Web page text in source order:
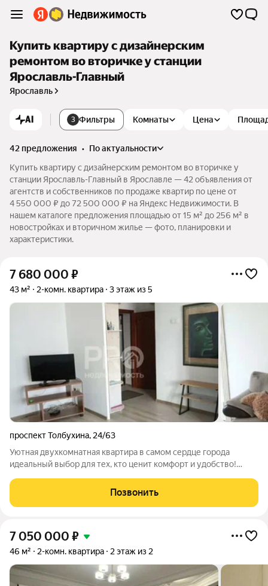
Купить квартиру с дизайнерским
ремонтом во вторичке у станции
Ярославль-Главный
Ярославль
AI 3 Фильтры Комнаты Цена
42 предложения •
по актуальности
Купить квартиру с дизайнерским ремонтом во вторичке у
станции Ярославль-Главный в Ярославле — 42 объявления от
агентств и собственников по продаже квартир по цене от
4 550 000 ₽ до 72 500 000 ₽ на Яндекс Недвижимости. В
нашем каталоге предложения площадью от 15 м² до 256 м² в
новостройках и вторичном жилье — фото, планировки и
характеристики.
7 680 000 ₽
43 м² 2-комн. квартира 3 этаж из 5
проспект Толбухина, 24/63
Уютная двухкомнатная квартира в самом сердце города
идеальный выбор для тех, кто ценит комфорт и удобство!
расположена на 3-м этаже 5-этажного
Позвонить
7 050 000 ₽
46 м² 2-комн. квартира 2 этаж из 2